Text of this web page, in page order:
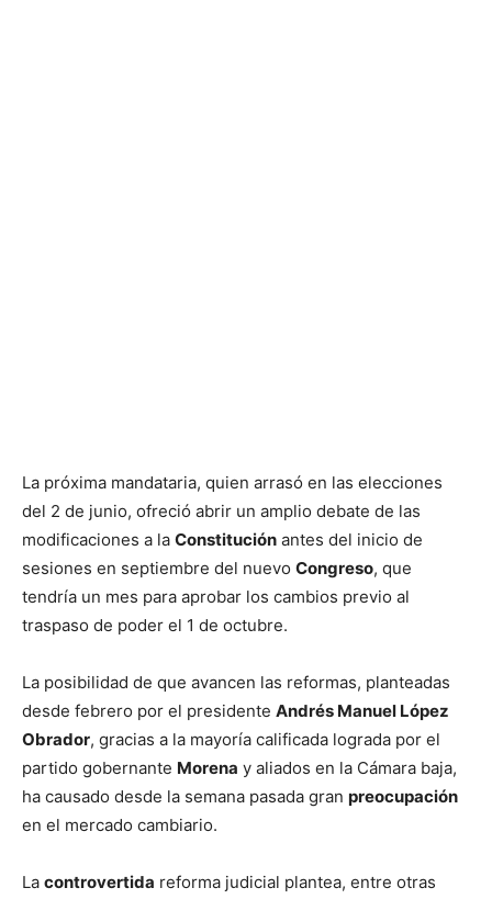
La próxima mandataria, quien arrasó en las elecciones
del 2 de junio, ofreció abrir un amplio debate de las
modificaciones a la Constitución antes del inicio de
sesiones en septiembre del nuevo Congreso, que
tendría un mes para aprobar los cambios previo al
traspaso de poder el 1 de octubre.
La posibilidad de que avancen las reformas, planteadas
desde febrero por el presidente Andrés Manuel López
Obrador, gracias a la mayoría calificada lograda por el
partido gobernante Morena y aliados en la Cámara baja,
ha causado desde la semana pasada gran preocupación
en el mercado cambiario.
La controvertida reforma judicial plantea, entre otras